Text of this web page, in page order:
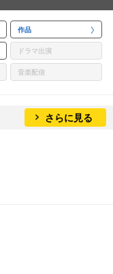
作品
ドラマ出演
音楽配信
さらに見る